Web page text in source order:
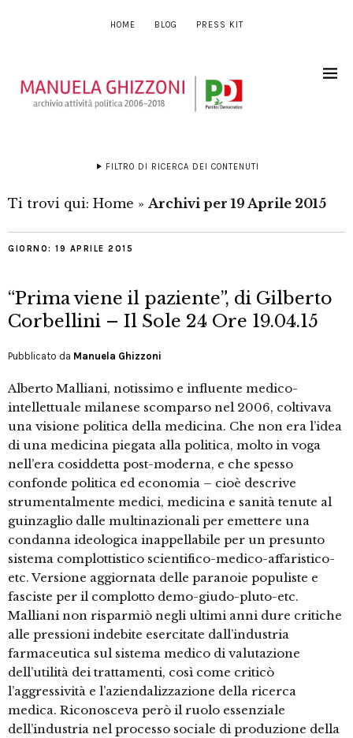
HOME BLOG PRESS KIT
FILTRO DI RICERCA DEI CONTENUTI
Ti trovi qui: Home » Archivi per 19 Aprile 2015
GIORNO: 19 APRILE 2015
“Prima viene il paziente”, di Gilberto
Corbellini – Il Sole 24 Ore 19.04.15
Pubblicato da Manuela Ghizzoni
Alberto Malliani, notissimo e influente medico-
intellettuale milanese scomparso nel 2006, coltivava
una visione politica della medicina. Che non era l’idea
di una medicina piegata alla politica, molto in voga
nell’era cosiddetta post-moderna, e che spesso
confonde politica ed economia – cioè descrive
strumentalmente medici, medicina e sanità tenute al
guinzaglio dalle multinazionali per emettere una
condanna ideologica inappellabile per un presunto
sistema complottistico scientifico-medico-affaristico-
etc. Versione aggiornata delle paranoie populiste e
fasciste per il complotto demo-giudo-pluto-etc.
Malliani non risparmiò negli ultimi anni dure critiche
alle pressioni indebite esercitate dall’industria
farmaceutica sul sistema medico di valutazione
dell’utilità dei trattamenti, così come criticò
l’aggressività e l’aziendalizzazione della ricerca
medica. Riconosceva però il ruolo essenziale
dell’industria nel processo sociale di produzione della